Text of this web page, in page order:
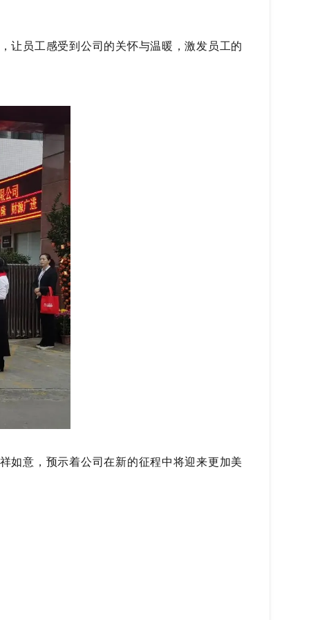
让员工感受到公司的关怀与温暖，激发员工的
如意，预示着公司在新的征程中将迎来更加美